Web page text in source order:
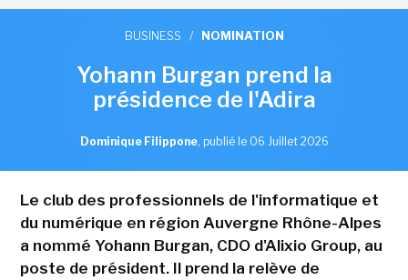
BUSINESS / NOMINATION
Yohann Burgan prend la
présidence de l'Adira
Dominique Filippone, publié le 06 Juillet 2026
Le club des professionnels de l'informatique et
du numérique en région Auvergne Rhône-Alpes
a nommé Yohann Burgan, CDO d'Alixio Group, au
poste de président. Il prend la relève de